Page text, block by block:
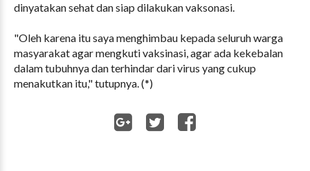
dinyatakan sehat dan siap dilakukan vaksonasi.
"Oleh karena itu saya menghimbau kepada seluruh warga
masyarakat agar mengkuti vaksinasi, agar ada kekebalan
dalam tubuhnya dan terhindar dari virus yang cukup
menakutkan itu," tutupnya. (*)